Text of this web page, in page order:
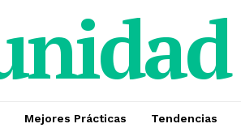
Mejores Prácticas Tendencias